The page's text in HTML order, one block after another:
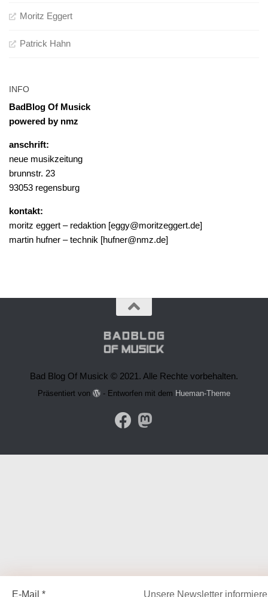
E-Mail * Unsere Newsletter
Moritz Eggert
Patrick Hahn
INFO
BadBlog Of Musick
powered by nmz
anschrift:
neue musikzeitung
brunnstr. 23
93053 regensburg
kontakt:
moritz eggert – redaktion [eggy@moritzeggert.de]
martin hufner – technik [hufner@nmz.de]
Bad Blog Of Musick © 2021. Alle Rechte vorbehalten.
Präsentiert von - Entworfen mit dem Hueman-Theme